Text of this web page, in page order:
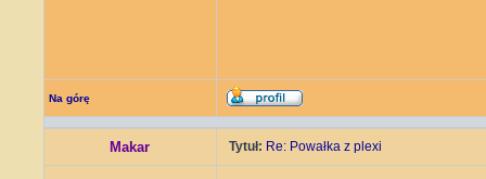
Na górę
Makar Tytuł: Re: Powałka z plexi